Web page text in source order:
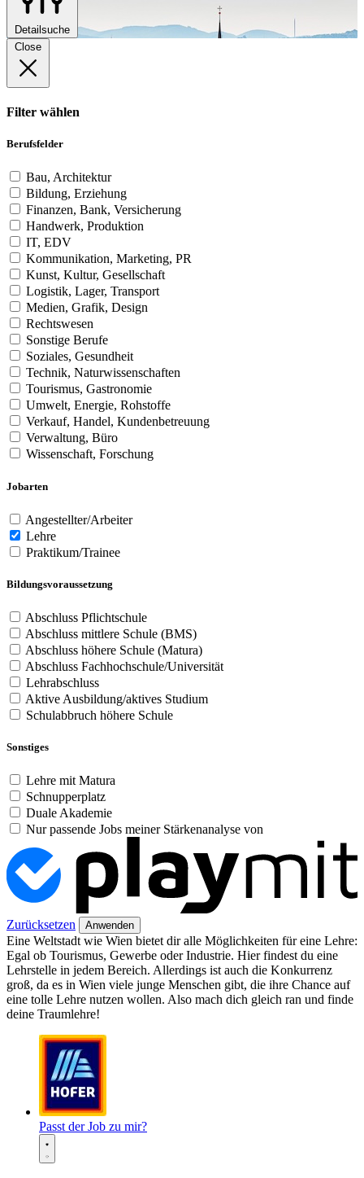
Detailsuche
Close
Filter wählen
Berufsfelder
Bau, Architektur
Bildung, Erziehung
Finanzen, Bank, Versicherung
Handwerk, Produktion
IT, EDV
Kommunikation, Marketing, PR
Kunst, Kultur, Gesellschaft
Logistik, Lager, Transport
Medien, Grafik, Design
Rechtswesen
Sonstige Berufe
Soziales, Gesundheit
Technik, Naturwissenschaften
Tourismus, Gastronomie
Umwelt, Energie, Rohstoffe
Verkauf, Handel, Kundenbetreuung
Verwaltung, Büro
Wissenschaft, Forschung
Jobarten
Angestellter/Arbeiter
Lehre
Praktikum/Trainee
Bildungsvoraussetzung
Abschluss Pflichtschule
Abschluss mittlere Schule (BMS)
Abschluss höhere Schule (Matura)
Abschluss Fachhochschule/Universität
Lehrabschluss
Aktive Ausbildung/aktives Studium
Schulabbruch höhere Schule
Sonstiges
Lehre mit Matura
Schnupperplatz
Duale Akademie
Nur passende Jobs meiner Stärkenanalyse von
Zurücksetzen Anwenden
Eine Weltstadt wie Wien bietet dir alle Möglichkeiten für eine Lehre:
Egal ob Tourismus, Gewerbe oder Industrie. Hier findest du eine
Lehrstelle in jedem Bereich. Allerdings ist auch die Konkurrenz
groß, da es in Wien viele junge Menschen gibt, die ihre Chance auf
eine tolle Lehre nutzen wollen. Also mach dich gleich ran und finde
deine Traumlehre!
Passt der Job zu mir?